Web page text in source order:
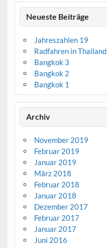
Neueste Beiträge
Jahreszahlen 19
Radfahren in Thailand
Bangkok 3
Bangkok 2
Bangkok 1
Archiv
November 2019
Februar 2019
Januar 2019
März 2018
Februar 2018
Januar 2018
Dezember 2017
Februar 2017
Januar 2017
Juni 2016